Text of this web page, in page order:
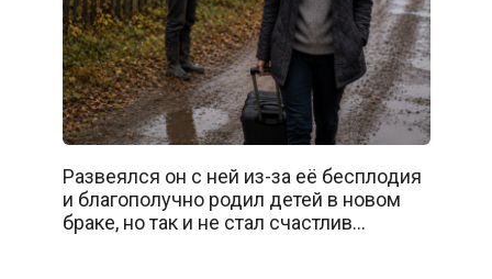
Развеялся он с ней из-за её бесплодия
и благополучно родил детей в новом
браке, но так и не стал счастлив…